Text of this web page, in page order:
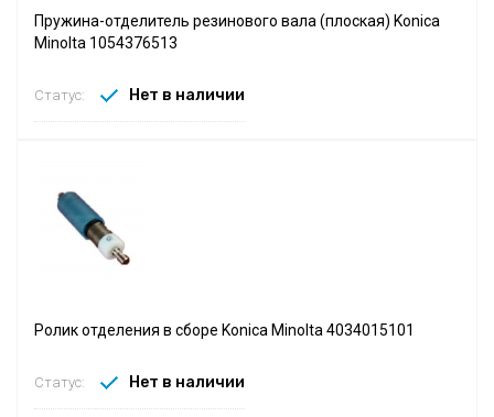
Пружина-отделитель резинового вала (плоская) Konica
Minolta 1054376513
Статус: Нет в наличии
Ролик отделения в сборе Konica Minolta 4034015101
Статус: Нет в наличии